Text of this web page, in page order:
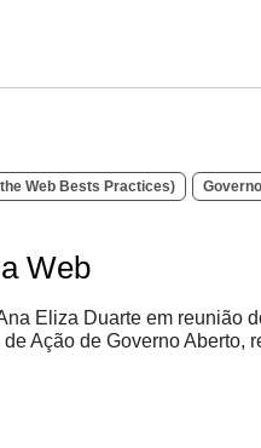
Web Bests Practices)
Web
Eliza Duarte em reunião
Ação de Governo Aberto,